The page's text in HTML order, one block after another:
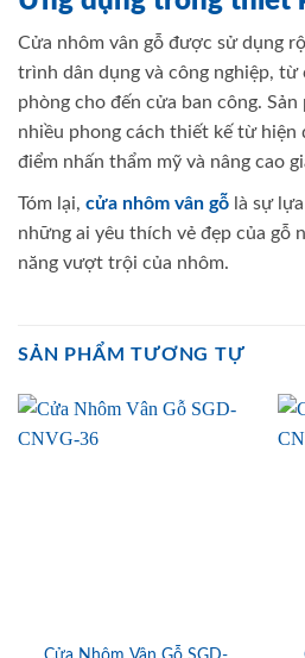
Cửa nhôm vân gỗ được sử dụng
trình dân dụng và công nghiệp, từ
phòng cho đến cửa ban công.
nhiều phong cách thiết kế từ hiện
điểm nhấn thẩm mỹ và nâng cao
Tóm lại, cửa nhôm vân gỗ là sự
những ai yêu thích vẻ đẹp của gỗ
năng vượt trội của nhôm.
SẢN PHẨM TƯƠNG TỰ